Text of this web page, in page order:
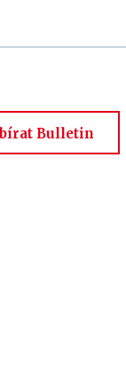
Bulletin